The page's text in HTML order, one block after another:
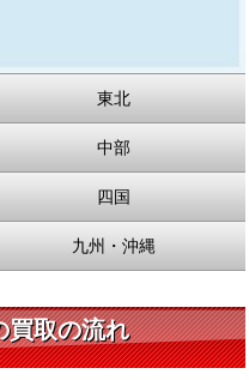
東北
中部
四国
九州・沖縄